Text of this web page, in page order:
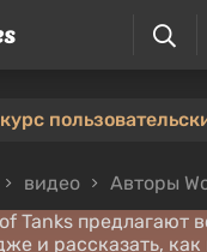
видео Авторы World of Tanks предлагают всем